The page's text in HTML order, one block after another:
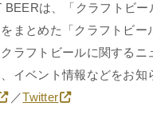
BEERは、「クラフトビー
まとめた「クラフトビー
ラフトビールに関するニ
イベント情報などをお知
／Twitter